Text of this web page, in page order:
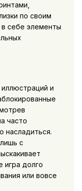
по своим
себе элементы
и
часто
насладиться.
с
игра долго
или вовсе